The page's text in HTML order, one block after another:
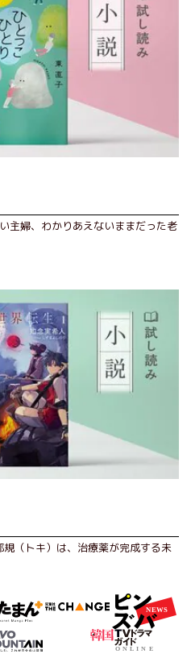
主婦、わかりあえないままだった老
（トキ）は、治療薬が完成する未